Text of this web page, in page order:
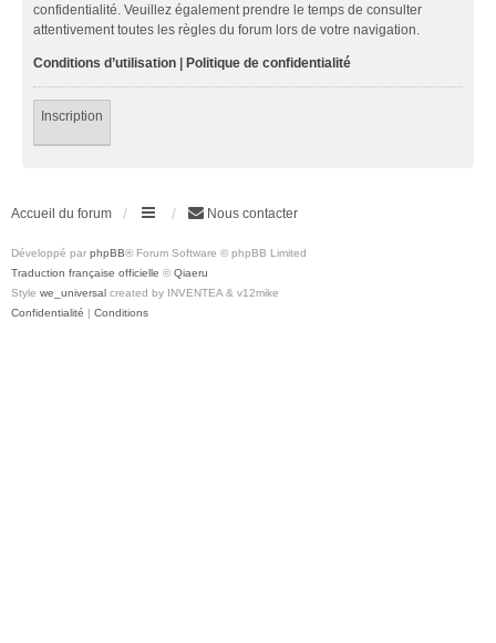
confidentialité. Veuillez également prendre le temps de consulter
attentivement toutes les règles du forum lors de votre navigation.
Conditions d’utilisation | Politique de confidentialité
Inscription
Accueil du forum Nous contacter
Développé par phpBB® Forum Software © phpBB Limited
Traduction française officielle © Qiaeru
Style we_universal created by INVENTEA & v12mike
Confidentialité | Conditions